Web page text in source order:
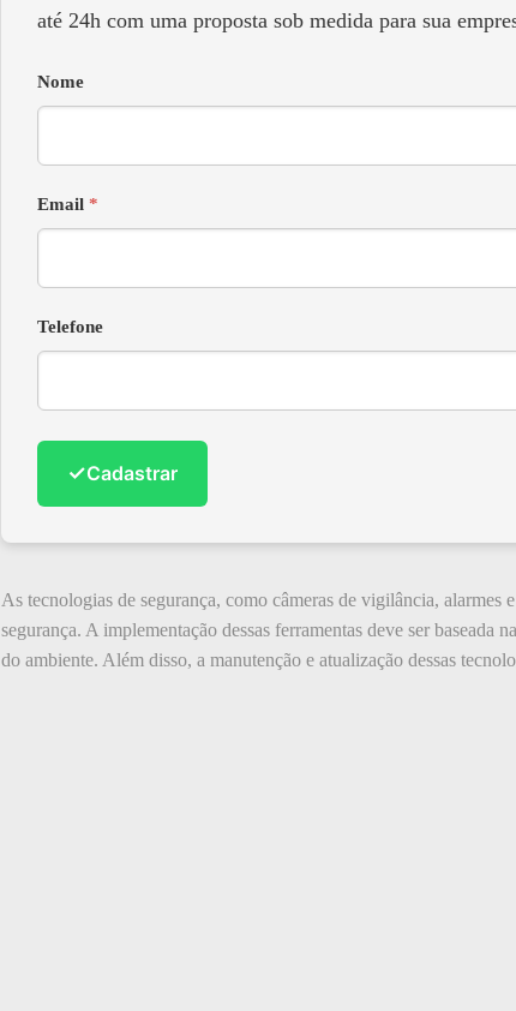
até 24h com uma proposta sob medida para sua
Nome
Email *
Telefone
✓Cadastrar
As tecnologias de segurança, como câmeras de vigilância,
segurança. A implementação dessas ferramentas deve ser baseada
do ambiente. Além disso, a manutenção e atualização dessas